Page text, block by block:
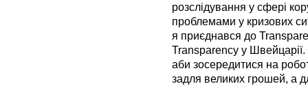
розслідування у сфері
проблемами у кризових
я приєднався до
Transparency у
аби зосередитися на
задля великих грошей, а